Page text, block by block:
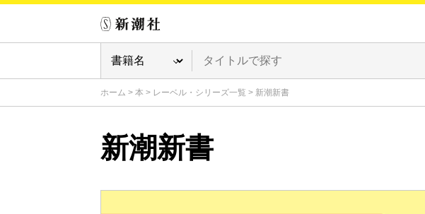
ホーム > 本 > レーベル・シリーズ一覧 > 新潮新書
新潮新書